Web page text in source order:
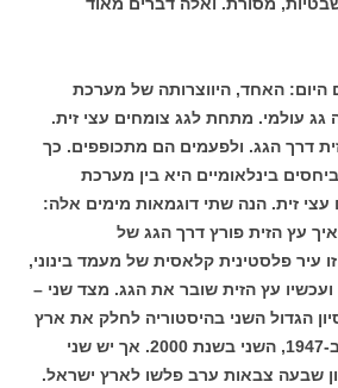
היום: האחד, היווצרותה של מערכת
עולמי. מתחת לגג צומחים עצי זית.
דרך הגג. ולפעמים הם מתכופפים. כך
בינלאומיים היא בין מערכת
עצי זית. הנה שתי דוגמאות מימים אלה:
עץ הזית פורץ דרך הגג של
עיר פלסטינית קלאסית של מעמד בינוני,
עץ הזית שובר את הגג. מצד שני –
הגדול השני בהיסטוריה לחלק את ארץ
ישראל. הראשון נעשה ב-1947, השני בשנת 2000. אך יש שני
שבעה צבאות ערב פלשו לארץ ישראל.